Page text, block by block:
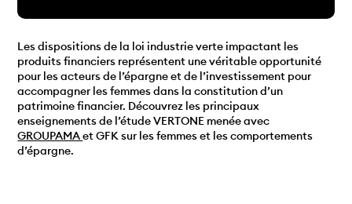
Les dispositions de la loi industrie verte impactant les
produits financiers représentent une véritable opportunité
pour les acteurs de l’épargne et de l’investissement pour
accompagner les femmes dans la constitution d’un
patrimoine financier. Découvrez les principaux
enseignements de l’étude VERTONE menée avec
GROUPAMAet GFK sur les femmes et les comportements
d’épargne.